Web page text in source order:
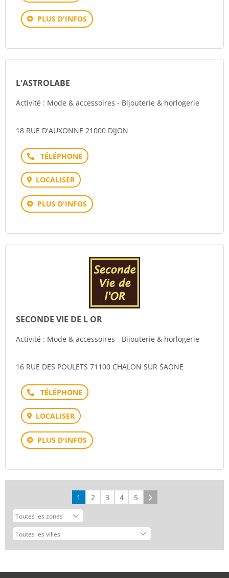
PLUS D'INFOS
L'ASTROLABE
Activité : Mode & accessoires - Bijouterie & horlogerie
18 RUE D'AUXONNE 21000 DIJON
Téléphone
LOCALISER
PLUS D'INFOS
SECONDE VIE DE L OR
Activité : Mode & accessoires - Bijouterie & horlogerie
16 RUE DES POULETS 71100 CHALON SUR SAONE
Téléphone
LOCALISER
PLUS D'INFOS
1 2 3 4 5